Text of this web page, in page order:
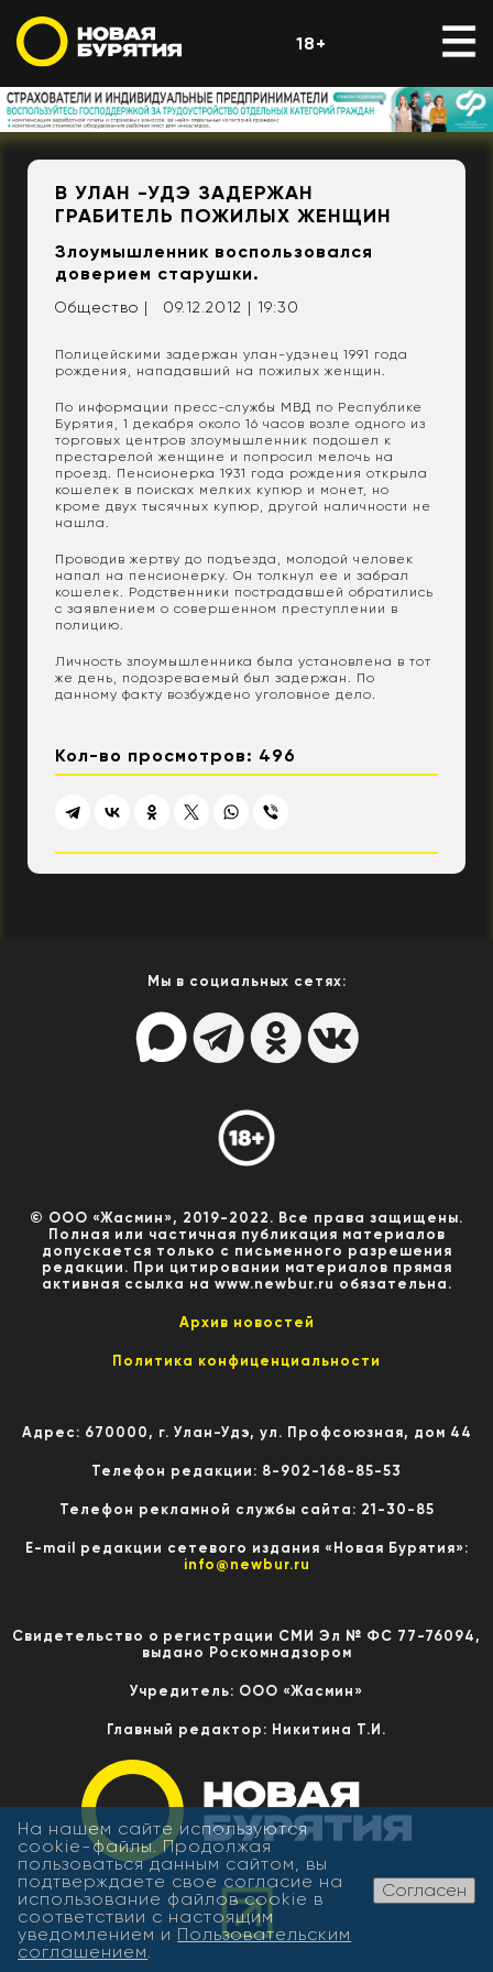
18+
В УЛАН -УДЭ ЗАДЕРЖАН
ГРАБИТЕЛЬ ПОЖИЛЫХ ЖЕНЩИН
Злоумышленник воспользовался
доверием старушки.
Общество | 09.12.2012 | 19:30
Полицейскими задержан улан-удэнец 1991 года
рождения, нападавший на пожилых женщин.
По информации пресс-службы МВД по Республике
Бурятия, 1 декабря около 16 часов возле одного из
торговых центров злоумышленник подошел к
престарелой женщине и попросил мелочь на
проезд. Пенсионерка 1931 года рождения открыла
кошелек в поисках мелких купюр и монет, но
кроме двух тысячных купюр, другой наличности не
нашла.
Проводив жертву до подъезда, молодой человек
напал на пенсионерку. Он толкнул ее и забрал
кошелек. Родственники пострадавшей обратились
с заявлением о совершенном преступлении в
полицию.
Личность злоумышленника была установлена в тот
же день, подозреваемый был задержан. По
данному факту возбуждено уголовное дело.
Кол-во просмотров: 496
Мы в социальных сетях:
© ООО «Жасмин», 2019-2022. Все права защищены.
Полная или частичная публикация материалов
допускается только с письменного разрешения
редакции. При цитировании материалов прямая
активная ссылка на www.newbur.ru обязательна.
Архив новостей
Политика конфиценциальности
Адрес: 670000, г. Улан-Удэ, ул. Профсоюзная, дом 44
Телефон редакции: 8-902-168-85-53
Телефон рекламной службы сайта: 21-30-85
E-mail редакции сетевого издания «Новая Бурятия»:
info@newbur.ru
Свидетельство о регистрации СМИ Эл № ФС 77-76094,
выдано Роскомнадзором
Учредитель: ООО «Жасмин»
Главный редактор: Никитина Т.И.
На нашем сайте используются
cookie-файлы. Продолжая
пользоваться данным сайтом, вы
подтверждаете свое согласие на
использование файлов cookie в
соответствии с настоящим
уведомлением и Пользовательским
соглашением.
Согласен